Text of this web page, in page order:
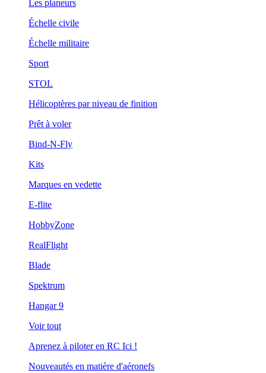
Les planeurs
Échelle civile
Échelle militaire
Sport
STOL
Hélicoptères par niveau de finition
Prêt à voler
Bind-N-Fly
Kits
Marques en vedette
E-flite
HobbyZone
RealFlight
Blade
Spektrum
Hangar 9
Voir tout
Aprenez à piloter en RC Ici !
Nouveautés en matière d'aéronefs